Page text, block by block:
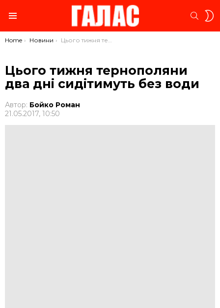
You are here:
Home Новини Цього тижня тернополяни два дні сидітимуть без води
Цього тижня тернополяни
два дні сидітимуть без води
Автор: Бойко Роман
21.05.2017, 10:50